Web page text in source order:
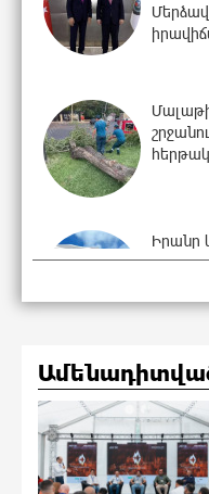
Իրանը
փոխել
8-ամյա